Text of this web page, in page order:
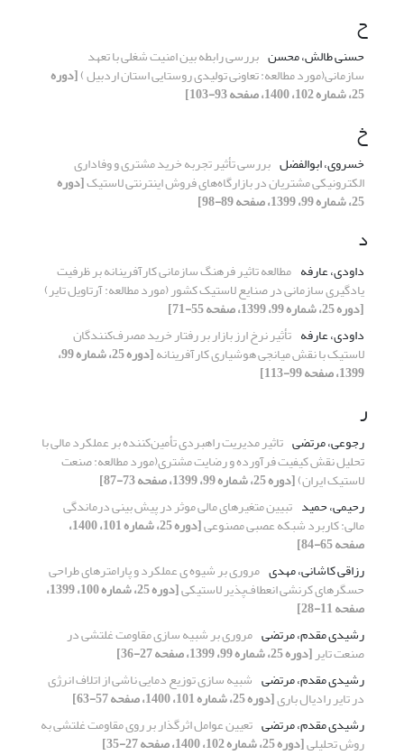
ح
حسنی طالش، محسن بررسی رابطه بین امنیت شغلی با تعهد
سازمانی(مورد مطالعه: تعاونی تولیدی روستایی استان اردبیل )[دوره
25، شماره 102، 1400، صفحه 93-103]
خ
خسروی، ابوالفضل بررسی تأثیر تجربه خرید مشتری و وفاداری
الکترونیکی مشتریان در بازارگاه‌های فروش اینترنتی لاستیک[دوره
25، شماره 99، 1399، صفحه 89-98]
د
داودی، عارفه مطالعه تاثیر فرهنگ سازمانی کارآفرینانه بر ظرفیت
یادگیری سازمانی در صنایع لاستیک کشور (مورد مطالعه: آرتاویل تایر)
[دوره 25، شماره 99، 1399، صفحه 55-71]
داودی، عارفه تأثیر نرخ ارز بازار بر رفتار خرید مصرف‌کنندگان
لاستیک با نقش میانجی هوشیاری کارآفرینانه [دوره 25، شماره 99،
1399، صفحه 99-113]
ر
رجوعی، مرتضی تاثیر مدیریت راهبردی تأمین‌کننده بر عملکرد مالی با
تحلیل نقش کیفیت فرآورده و رضایت مشتری(مورد مطالعه: صنعت
لاستیک ایران)[دوره 25، شماره 99، 1399، صفحه 73-87]
رحیمی، حمید تبیین متغیرهای مالی موثر در پیش بینی درماندگی
مالی: کاربرد شبکه عصبی مصنوعی [دوره 25، شماره 101، 1400،
صفحه 65-84]
رزاقی کاشانی، مهدی مروری بر شیوه ی عملکرد و پارامتر‌های طراحی
حسگرهای کرنشی انعطاف‌پذیر لاستیکی [دوره 25، شماره 100، 1399،
صفحه 11-28]
رشیدی مقدم، مرتضی مروری بر شبیه سازی مقاومت غلتشی در
صنعت تایر[دوره 25، شماره 99، 1399، صفحه 27-36]
رشیدی مقدم، مرتضی شبیه سازی توزیع دمایی ناشی از اتلاف انرژی
در تایر رادیال باری[دوره 25، شماره 101، 1400، صفحه 57-63]
رشیدی مقدم، مرتضی تعیین عوامل اثرگذار بر روی مقاومت غلتشی به
روش تحلیلی[دوره 25، شماره 102، 1400، صفحه 27-35]